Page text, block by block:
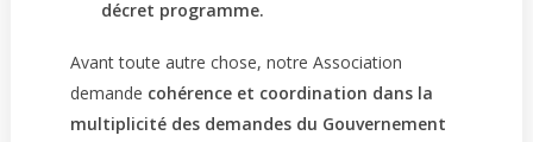
décret programme.
Avant toute autre chose, notre Association
demande cohérence et coordination dans la
multiplicité des demandes du Gouvernement